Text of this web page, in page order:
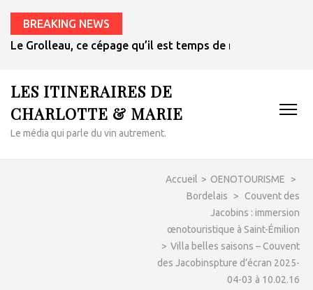
BREAKING NEWS
Le Grolleau, ce cépage qu’il est temps de redécouvrir
LES ITINERAIRES DE
CHARLOTTE & MARIE
Le média qui parle du vin autrement.
Accueil > OENOTOURISME
>
Bordelais
> Couvent des
Jacobins : immersion
œnotouristique à Saint-Émilion
> Villa belles saisons – Couvent
des Jacobinspture d’écran 2025-
04-03 à 10.02.16